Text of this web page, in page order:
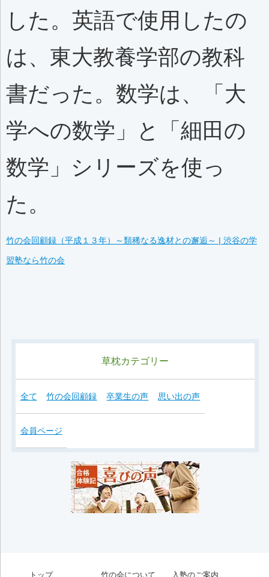
した。英語で使用したの
は、東大教養学部の教科
書だった。数学は、「大
学への数学」と「細田の
数学」シリーズを使っ
た。
竹の会回顧録（平成１３年）～類稀なる逸材との邂逅～ | 渋谷の学
習塾なら竹の会
草枕カテゴリー
全て 竹の会回顧録 卒業生の声 思い出の声
会員ページ
トップ 竹の会について 入塾のご案内